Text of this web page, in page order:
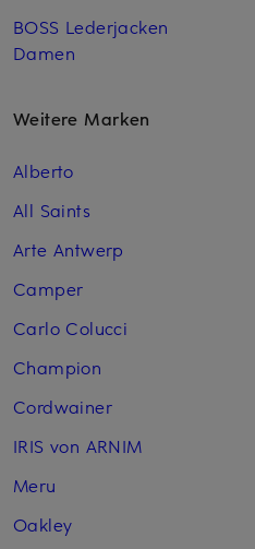
BOSS Lederjacken
Damen
Weitere Marken
Alberto
All Saints
Arte Antwerp
Camper
Carlo Colucci
Champion
Cordwainer
IRIS von ARNIM
Meru
Oakley